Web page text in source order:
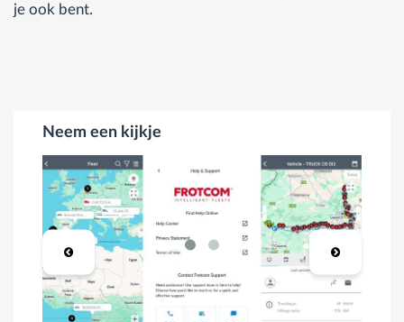
je ook bent.
Neem een kijkje